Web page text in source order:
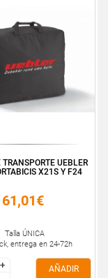
TRANSPORTE UEBLER
X21S Y F24
61,01€
Talla ÚNICA
entrega en 24-72h
+
+
AÑADIR